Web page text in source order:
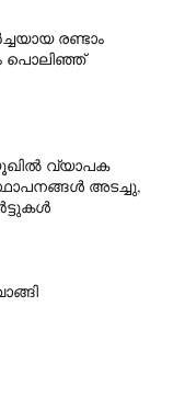
രണ്ടാം
പൊലിഞ്ഞ്
വ്യാപക
അടച്ചു,